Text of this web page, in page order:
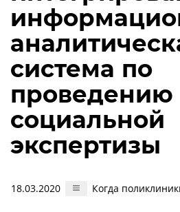
система по
проведению
социальной
экспертизы
18.03.2020 Когда